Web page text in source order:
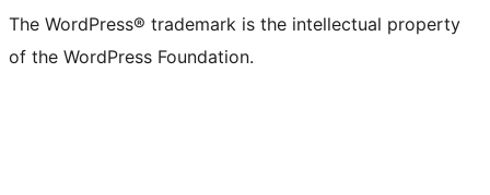
The WordPress® trademark is the intellectual property
of the WordPress Foundation.